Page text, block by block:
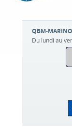
QBM-
Du lundi au